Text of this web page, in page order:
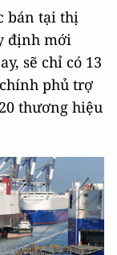
bán tại thị
định mới
sẽ chỉ có 13
phủ trợ
thương hiệu